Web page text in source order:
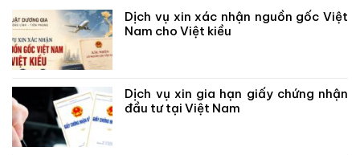
Dịch vụ xin xác nhận nguồn gốc Việt
Nam cho Việt kiều
Dịch vụ xin gia hạn giấy chứng nhận
đầu tư tại Việt Nam